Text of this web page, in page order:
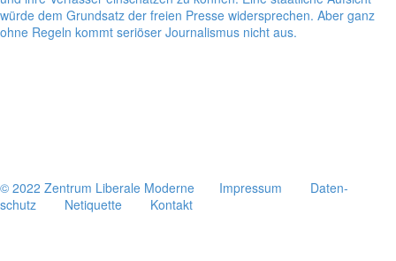
würde dem Grund­satz der freien Presse wider­spre­chen. Aber ganz
ohne Regeln kommt seriö­ser Jour­na­lis­mus nicht aus.
© 2022 Zentrum Libe­rale Moderne Impres­sum
Daten­
schutz
Neti­quette Kontakt